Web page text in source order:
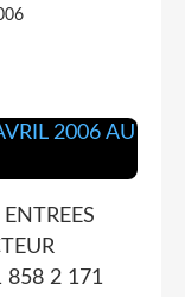
858 2 171